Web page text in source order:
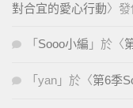
對合宜的愛心行動〉
「 Sooo小編 」於〈
「 yan 」於〈第6季